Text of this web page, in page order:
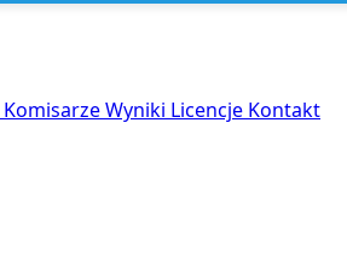
KomisarzeWyniki Licencje Kontakt